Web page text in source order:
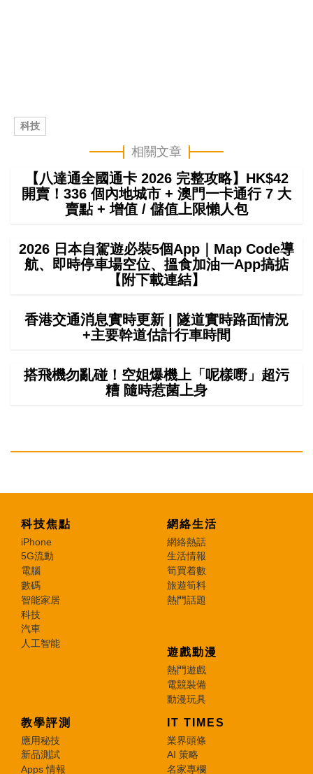
科技
相關文章
【八達通全國通卡 2026 完整攻略】HK$42
開賣！336 個內地城市 + 澳門一卡通行 7 大
賣點 + 增值 / 儲值上限懶人包
2026 日本自駕遊必裝5個App｜Map Code導
航、即時停車場空位、搵食加油一App搞掂
【附下載連結】
香港交通消息實時更新 | 隧道實時路面情況
+主要幹道估計行車時間
搭飛機勿亂碰！空姐爆機上「呢樣嘢」超污
糟 隨時惹菌上身
科技焦點
iPhone
5G流動
電腦
數碼
智能家居
科技
汽車
人工智能
網絡生活
網絡熱話
生活情報
筍買着數
旅遊筍料
熱門話題
遊戲動漫
熱門遊戲
電競裝備
動漫玩具
教學評測
應用秘技
新品測試
Apps 情報
IT TIMES
業界頭條
AI 策略
名家專欄